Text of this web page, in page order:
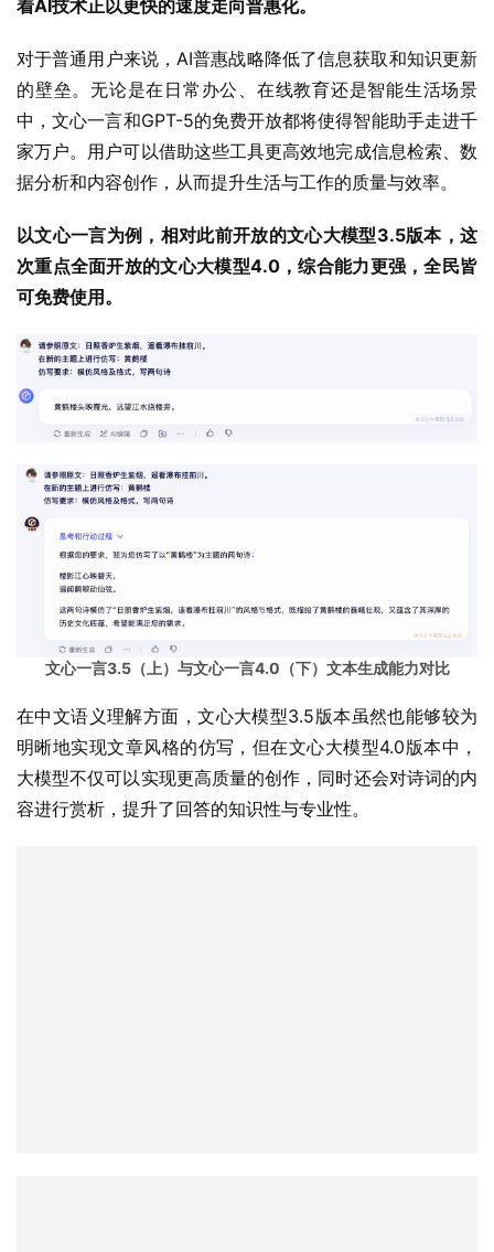
着AI技术正以更快的速度走向普惠化。
对于普通用户来说，AI普惠战略降低了信息获取和知识更新
的壁垒。无论是在日常办公、在线教育还是智能生活场景
中，文心一言和GPT-5的免费开放都将使得智能助手走进千
家万户。用户可以借助这些工具更高效地完成信息检索、数
据分析和内容创作，从而提升生活与工作的质量与效率。
以文心一言为例，相对此前开放的文心大模型3.5版本，这
次重点全面开放的文心大模型4.0，综合能力更强，全民皆
可免费使用。
文心一言3.5（上）与文心一言4.0（下）文本生成能力对比
在中文语义理解方面，文心大模型3.5版本虽然也能够较为
明晰地实现文章风格的仿写，但在文心大模型4.0版本中，
大模型不仅可以实现更高质量的创作，同时还会对诗词的内
容进行赏析，提升了回答的知识性与专业性。